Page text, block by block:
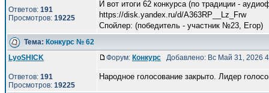
Ответов: 191
Просмотров: 19225
И вот итоги 62 конкурса (по традиции -
https://disk.yandex.ru/d/A363RP__Lz_Frw
Спойлер: (победитель - участник №23, Eгор)
Тема: Конкурс № 62
LyoSHICK
Ответов: 191
Просмотров: 19225
Форум: Конкурс Добавлено: Вс Май 31, 2026
Народное голосование закрыто. Лидер